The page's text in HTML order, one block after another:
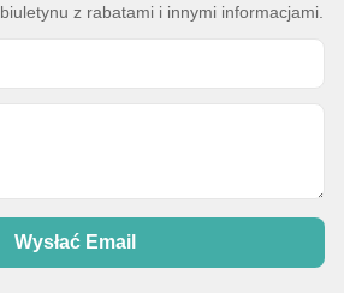
z rabatami i innymi informacjami.
Wysłać Email